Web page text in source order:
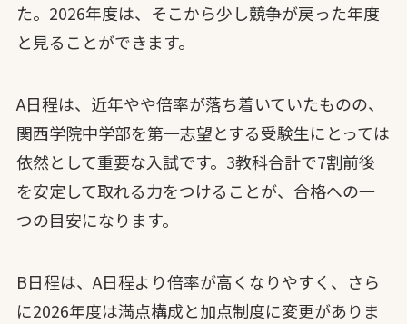
た。2026年度は、そこから少し競争が戻った年度
と見ることができます。
A日程は、近年やや倍率が落ち着いていたものの、
関西学院中学部を第一志望とする受験生にとっては
依然として重要な入試です。3教科合計で7割前後
を安定して取れる力をつけることが、合格への一
つの目安になります。
B日程は、A日程より倍率が高くなりやすく、さら
に2026年度は満点構成と加点制度に変更がありま